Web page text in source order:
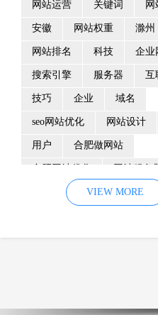
网站运营 关键词 网
安徽 网站权重 滁州
网站排名 科技 企业
搜索引擎 服务器 互
技巧 企业 域名
seo网站优化 网站设计
用户 合肥做网站
优化 网站降权
企业网站建设 效果
百度优化 网站收录
VIEW MORE